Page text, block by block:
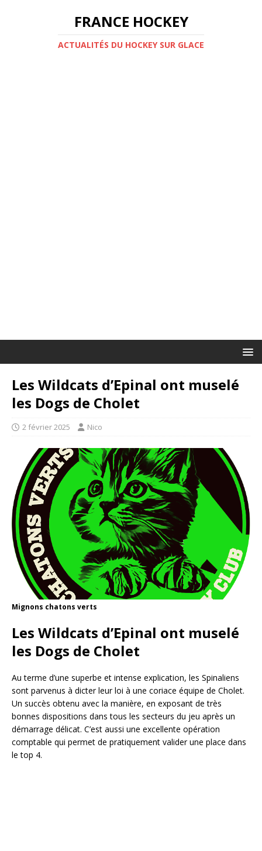
FRANCE HOCKEY
ACTUALITÉS DU HOCKEY SUR GLACE
Les Wildcats d’Epinal ont muselé
les Dogs de Cholet
2 février 2025 Nico
Mignons chatons verts
Les Wildcats d’Epinal ont muselé
les Dogs de Cholet
Au terme d’une superbe et intense explication, les Spinaliens
sont parvenus à dicter leur loi à une coriace équipe de Cholet.
Un succès obtenu avec la manière, en exposant de très
bonnes dispositions dans tous les secteurs du jeu après un
démarrage délicat. C’est aussi une excellente opération
comptable qui permet de pratiquement valider une place dans
le top 4.